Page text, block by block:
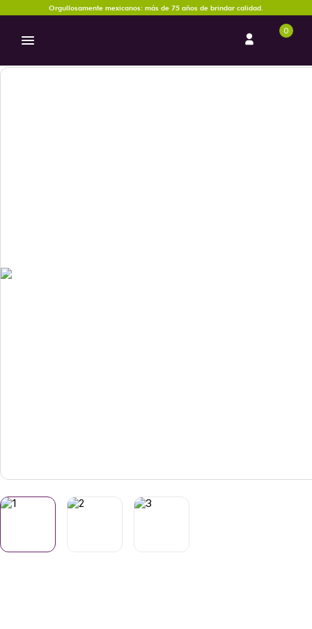
Orgullosamente mexicanos: más de 75 años de brindar calidad.
0